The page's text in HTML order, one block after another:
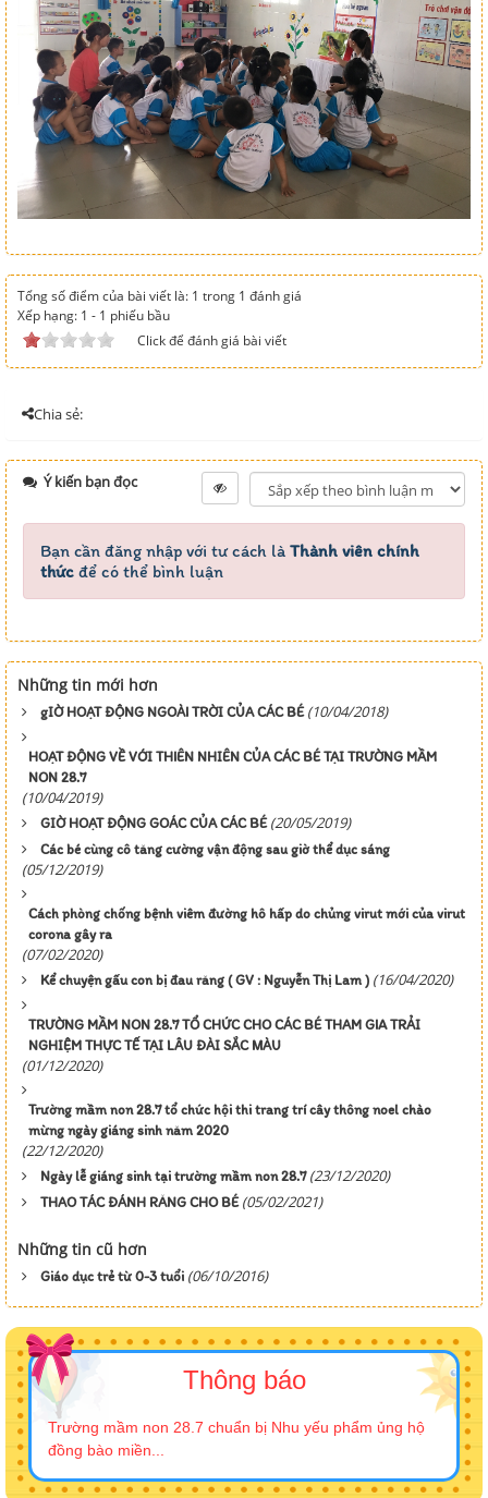
Tổng số điểm của bài viết là: 1 trong 1 đánh giá
Xếp hạng: 1 - 1 phiếu bầu
Click để đánh giá bài viết
Chia sẻ:
Ý kiến bạn đọc
Bạn cần đăng nhập với tư cách là Thành viên chính
thức để có thể bình luận
Những tin mới hơn
gIỜ HOẠT ĐỘNG NGOÀI TRỜI CỦA CÁC BÉ (10/04/2018)
HOẠT ĐỘNG VỀ VỚI THIÊN NHIÊN CỦA CÁC BÉ TẠI TRƯỜNG MẦM
NON 28.7
(10/04/2019)
GIỜ HOẠT ĐỘNG GOÁC CỦA CÁC BÉ (20/05/2019)
Các bé cùng cô tăng cường vận động sau giờ thể dục sáng
(05/12/2019)
Cách phòng chống bệnh viêm đường hô hấp do chủng virut mới của virut
corona gây ra
(07/02/2020)
Kể chuyện gấu con bị đau răng ( GV : Nguyễn Thị Lam ) (16/04/2020)
TRƯỜNG MẦM NON 28.7 TỔ CHỨC CHO CÁC BÉ THAM GIA TRẢI
NGHIỆM THỰC TẾ TẠI LÂU ĐÀI SẮC MÀU
(01/12/2020)
Trường mầm non 28.7 tổ chức hội thi trang trí cây thông noel chào
mừng ngày giáng sinh năm 2020
(22/12/2020)
Ngày lễ giáng sinh tại trường mầm non 28.7 (23/12/2020)
THAO TÁC ĐÁNH RĂNG CHO BÉ (05/02/2021)
Những tin cũ hơn
Giáo dục trẻ từ 0-3 tuổi (06/10/2016)
Thông báo
Trường mầm non 28.7 chuẩn bị Nhu yếu phẩm ủng hộ
đồng bào miền...